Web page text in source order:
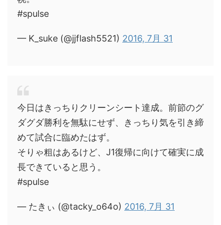
#spulse
— K_suke (@jjflash5521) 2016, 7月 31
今日はきっちりクリーンシート達成。前節のグ
ダグダ勝利を無駄にせず、きっちり気を引き締
めて試合に臨めたはず。
そりゃ粗はあるけど、J1復帰に向けて確実に成
長できていると思う。
#spulse
— たきぃ (@tacky_o64o) 2016, 7月 31